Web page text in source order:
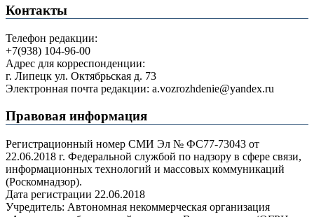
Контакты
Телефон редакции:
+7(938) 104-96-00
Адрес для корреспонденции:
г. Липецк ул. Октябрьская д. 73
Электронная почта редакции: a.vozrozhdenie@yandex.ru
Правовая информация
Регистрационный номер СМИ Эл № ФС77-73043 от
22.06.2018 г. Федеральной службой по надзору в сфере связи,
информационных технологий и массовых коммуникаций
(Роскомнадзор).
Дата регистрации 22.06.2018
Учредитель: Автономная некоммерческая организация